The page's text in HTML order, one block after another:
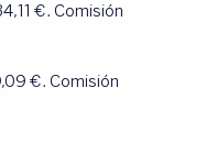
€. Comisión
€. Comisión